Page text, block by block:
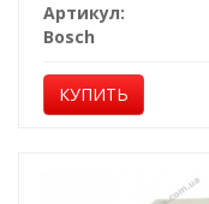
Артикул:
Bosch
КУПИТЬ